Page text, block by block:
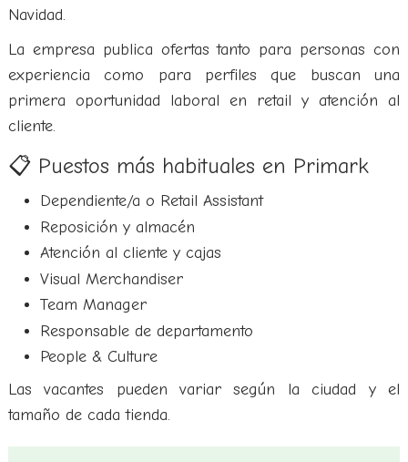
Navidad.
La empresa publica ofertas tanto para personas con
experiencia como para perfiles que buscan una
primera oportunidad laboral en retail y atención al
cliente.
📋 Puestos más habituales en Primark
Dependiente/a o Retail Assistant
Reposición y almacén
Atención al cliente y cajas
Visual Merchandiser
Team Manager
Responsable de departamento
People & Culture
Las vacantes pueden variar según la ciudad y el
tamaño de cada tienda.